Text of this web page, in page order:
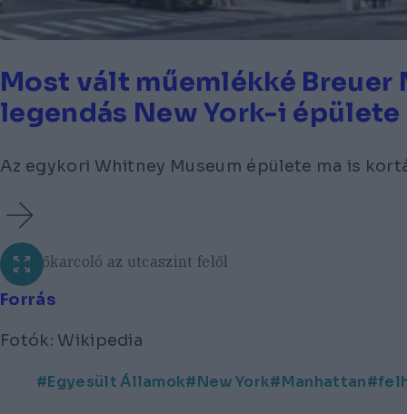
Most vált műemlékké Breuer
legendás New York-i épülete
Az egykori Whitney Museum épülete ma is
A felhőkarcoló az utcaszint felől
Forrás
Fotók: Wikipedia
Egyesült Államok New York Manhattan